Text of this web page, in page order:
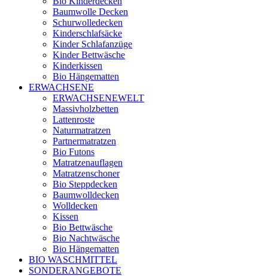
Baumwolle Decken
Schurwolledecken
Kinderschlafsäcke
Kinder Schlafanzüge
Kinder Bettwäsche
Kinderkissen
Bio Hängematten
ERWACHSENE
ERWACHSENEWELT
Massivholzbetten
Lattenroste
Naturmatratzen
Partnermatratzen
Bio Futons
Matratzenauflagen
Matratzenschoner
Bio Steppdecken
Baumwolldecken
Wolldecken
Kissen
Bio Bettwäsche
Bio Nachtwäsche
Bio Hängematten
BIO WASCHMITTEL
SONDERANGEBOTE